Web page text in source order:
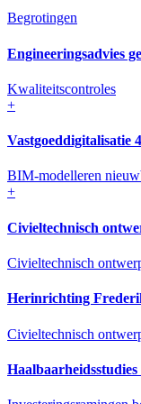
Begrotingen
Engineeringsadvies
Kwaliteitscontroles
+
Vastgoeddigitalisatie
BIM-modelleren
+
Civieltechnisch
Civieltechnisch
Herinrichting
Civieltechnisch